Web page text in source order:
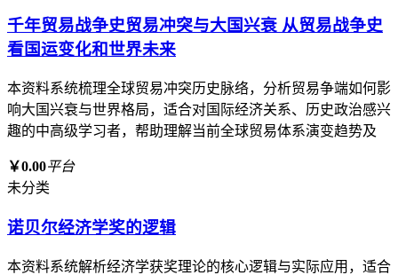
千年贸易战争史贸易冲突与大国兴衰 从贸易战争史
看国运变化和世界未来
本资料系统梳理全球贸易冲突历史脉络，分析贸易争端如何影
响大国兴衰与世界格局，适合对国际经济关系、历史政治感兴
趣的中高级学习者，帮助理解当前全球贸易体系演变趋势及
￥0.00平台
未分类
诺贝尔经济学奖的逻辑
本资料系统解析经济学获奖理论的核心逻辑与实际应用，适合